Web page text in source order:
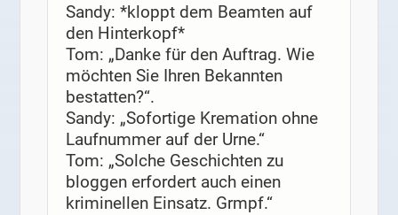
Sandy: *kloppt dem Beamten auf
den Hinterkopf*
Tom: „Danke für den Auftrag. Wie
möchten Sie Ihren Bekannten
bestatten?“.
Sandy: „Sofortige Kremation ohne
Laufnummer auf der Urne.“
Tom: „Solche Geschichten zu
bloggen erfordert auch einen
kriminellen Einsatz. Grmpf.“